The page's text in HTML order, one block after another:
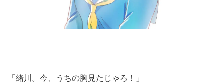
「緒川。今、うちの胸見たじゃろ！」